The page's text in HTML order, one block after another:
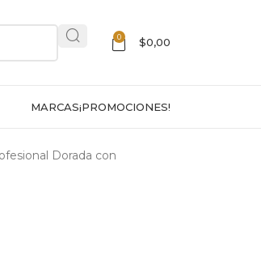
0 $0,00
MARCAS¡PROMOCIONES!
Dorada con